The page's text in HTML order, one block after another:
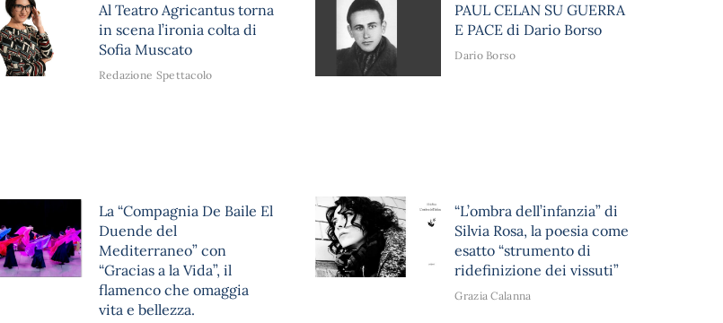
Al Teatro Agricantus torna
in scena l’ironia colta di
Sofia Muscato
Redazione Spettacolo
PAUL CELAN SU GUERRA
E PACE di Dario Borso
Dario Borso
La “Compagnia De Baile El
Duende del
Mediterraneo” con
“Gracias a la Vida”, il
flamenco che omaggia
vita e bellezza.
“L’ombra dell’infanzia” di
Silvia Rosa, la poesia come
esatto “strumento di
ridefinizione dei vissuti”
Grazia Calanna